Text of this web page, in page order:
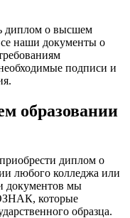
диплом о высшем
наши документы о
подписи и
образовании
диплом о
любого колледжа или
документов мы
которые
образца.